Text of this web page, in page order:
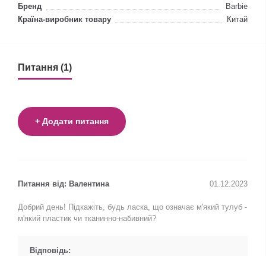
Бренд
Barbie
Країна-виробник товару
Китай
Питання (1)
+ Додати питання
Питання від: Валентина 01.12.2023
Добрий день! Підкажіть, будь ласка, що означає м'який тулуб -
м'який пластик чи тканинно-набивний?
Відповідь: